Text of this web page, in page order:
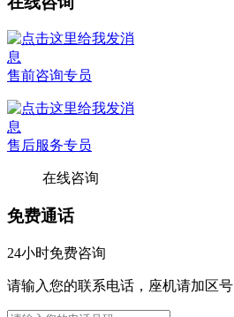
售前咨询专员
售后服务专员
在线咨询
免费通话
24小时免费咨询
请输入您的联系电话，座机请加区号